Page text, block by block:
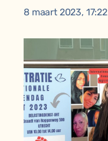
8 maart 2023, 17:22